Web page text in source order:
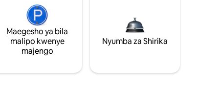
Maegesho ya bila
malipo kwenye
majengo
Nyumba za Shirika